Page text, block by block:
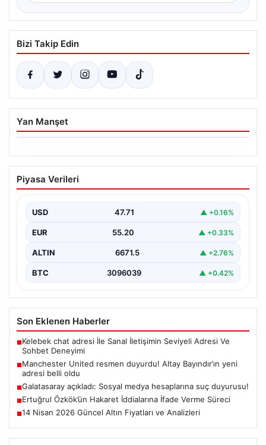
Bizi Takip Edin
Yan Manşet
06.08.2026
Ertuğrul Özkök’ün Hakaret İddialarına
İfade Verme Süreci
Cumhurbaşkanına hakaret iddialarıyla yürütülen
soruşturma kapsamında İstanbul Adalet…
Piyasa Verileri
USD 47.71 ▲ +0.16%
EUR 55.20 ▲ +0.33%
ALTIN 6671.5 ▲ +2.76%
BTC 3096039 ▲ +0.42%
Son Eklenen Haberler
■Kelebek chat adresi İle Sanal İletişimin Seviyeli Adresi Ve
Sohbet Deneyimi
■Manchester United resmen duyurdu! Altay Bayındır’ın yeni
adresi belli oldu
■Galatasaray açıkladı: Sosyal medya hesaplarına suç duyurusu!
■Ertuğrul Özkök’ün Hakaret İddialarına İfade Verme Süreci
■14 Nisan 2026 Güncel Altın Fiyatları ve Analizleri